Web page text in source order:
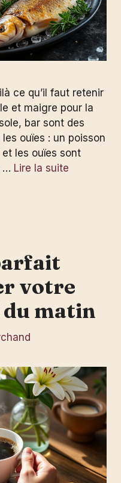
ce qu’il faut retenir
et maigre pour la
bar sont des
ouïes : un poisson
les ouïes sont
… Lire la suite
votre
matin